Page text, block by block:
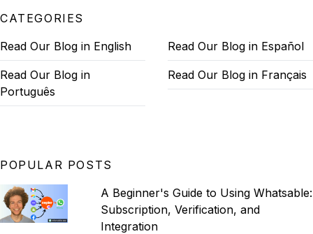
CATEGORIES
Read Our Blog in English
Read Our Blog in Español
Read Our Blog in
Português
Read Our Blog in Français
POPULAR POSTS
A Beginner's Guide to Using Whatsable:
Subscription, Verification, and
Integration